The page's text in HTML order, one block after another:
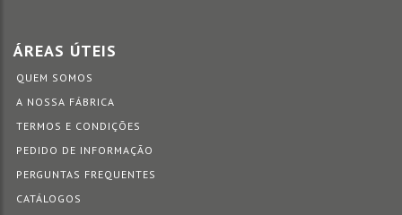
ÁREAS ÚTEIS
QUEM SOMOS
A NOSSA FÁBRICA
TERMOS E CONDIÇÕES
PEDIDO DE INFORMAÇÃO
PERGUNTAS FREQUENTES
CATÁLOGOS